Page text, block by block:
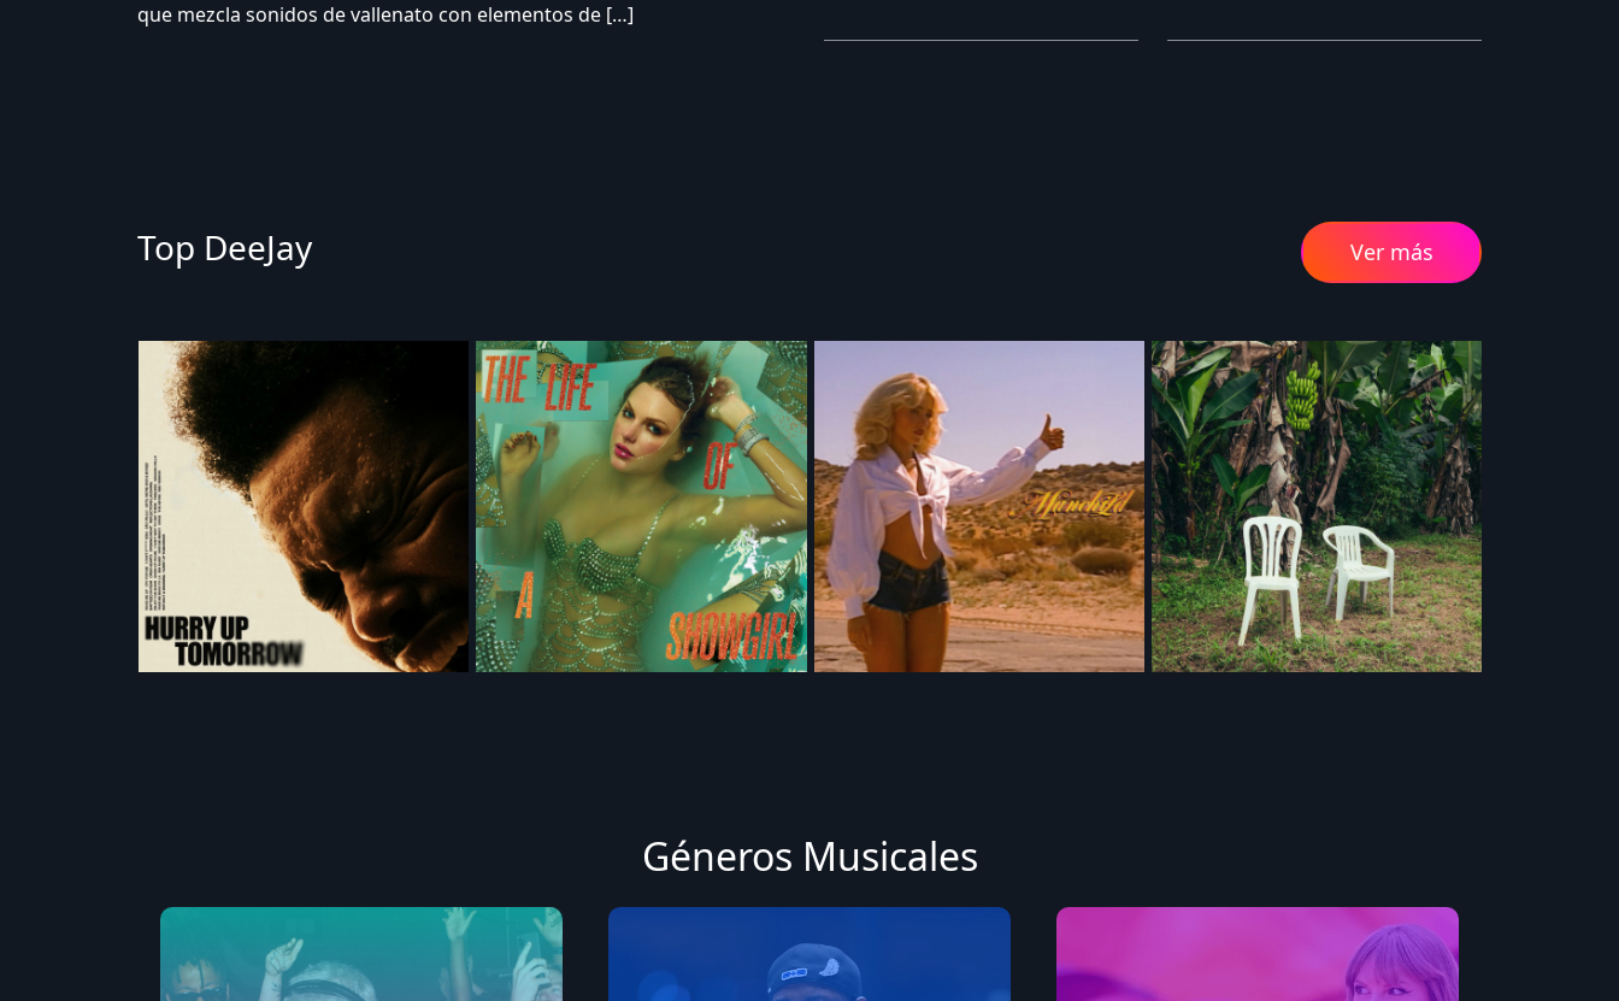
que mezcla sonidos de vallenato con elementos de […]
Top DeeJay Ver más
Géneros Musicales